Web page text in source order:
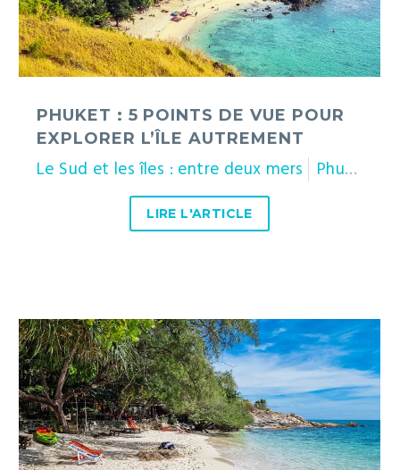
autrement
PHUKET : 5 POINTS DE VUE POUR
EXPLORER L’ÎLE AUTREMENT
Le Sud et les îles : entre deux mers Phuket
LIRE L'ARTICLE
Ko
Samet
:
3
jours
pour
découvrir